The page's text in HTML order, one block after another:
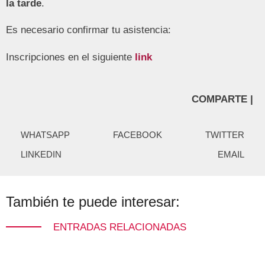
la tarde.
Es necesario confirmar tu asistencia:
Inscripciones en el siguiente link
COMPARTE |
WHATSAPP FACEBOOK
TWITTER
LINKEDIN
EMAIL
También te puede interesar:
ENTRADAS RELACIONADAS